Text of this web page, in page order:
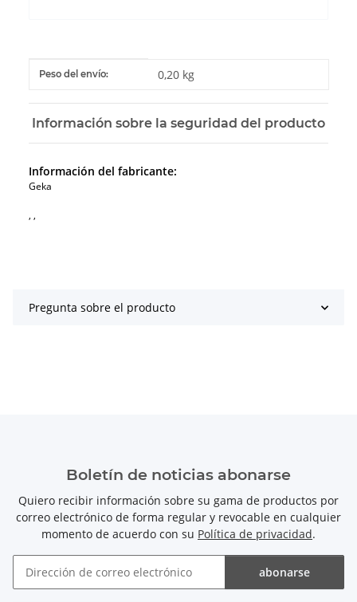
#productDetails.itemInformation#
#productDetails.itemValue#
Peso del envío: 0,20 kg
Información sobre la seguridad del producto
Información del fabricante:
Geka
, ,
Pregunta sobre el producto
Boletín de noticias abonarse
Quiero recibir información sobre su gama de productos por
correo electrónico de forma regular y revocable en cualquier
momento de acuerdo con su Política de privacidad.
abonarse